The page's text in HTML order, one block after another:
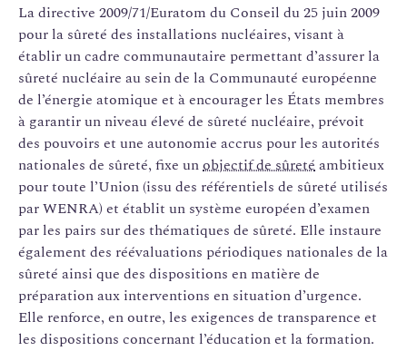
La directive 2009/71/Euratom du Conseil du 25 juin 2009
pour la sûreté des installations nucléaires, visant à
établir un cadre communautaire permettant d’assurer la
sûreté nucléaire au sein de la Communauté européenne
de l’énergie atomique et à encourager les États membres
à garantir un niveau élevé de sûreté nucléaire, prévoit
des pouvoirs et une autonomie accrus pour les autorités
nationales de sûreté, fixe unobjectif de sûretéambitieux
pour toute l’Union (issu des référentiels de sûreté utilisés
par WENRA) et établit un système européen d’examen
par les pairs sur des thématiques de sûreté. Elle instaure
également des réévaluations périodiques nationales de la
sûreté ainsi que des dispositions en matière de
préparation aux interventions en situation d’urgence.
Elle renforce, en outre, les exigences de transparence et
les dispositions concernant l’éducation et la formation.